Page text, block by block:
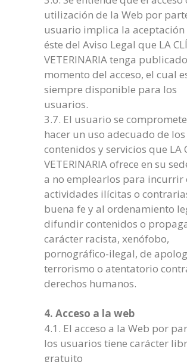
utilización de la Web por
usuario implica la
éste del Aviso Legal que LA
VETERINARIA tenga
momento del acceso, el cual
siempre disponible para los
usuarios.
3.7. El usuario se
hacer un uso adecuado de los
contenidos y servicios que LA
VETERINARIA ofrece en su
a no emplearlos para incurrir
actividades ilícitas o
buena fe y al ordenamiento
difundir contenidos o
carácter racista, xenófobo,
pornográfico-ilegal, de
terrorismo o atentatorio
derechos humanos.
4. Acceso a la web
4.1. El acceso a la Web por
los usuarios tiene carácter
gratuito